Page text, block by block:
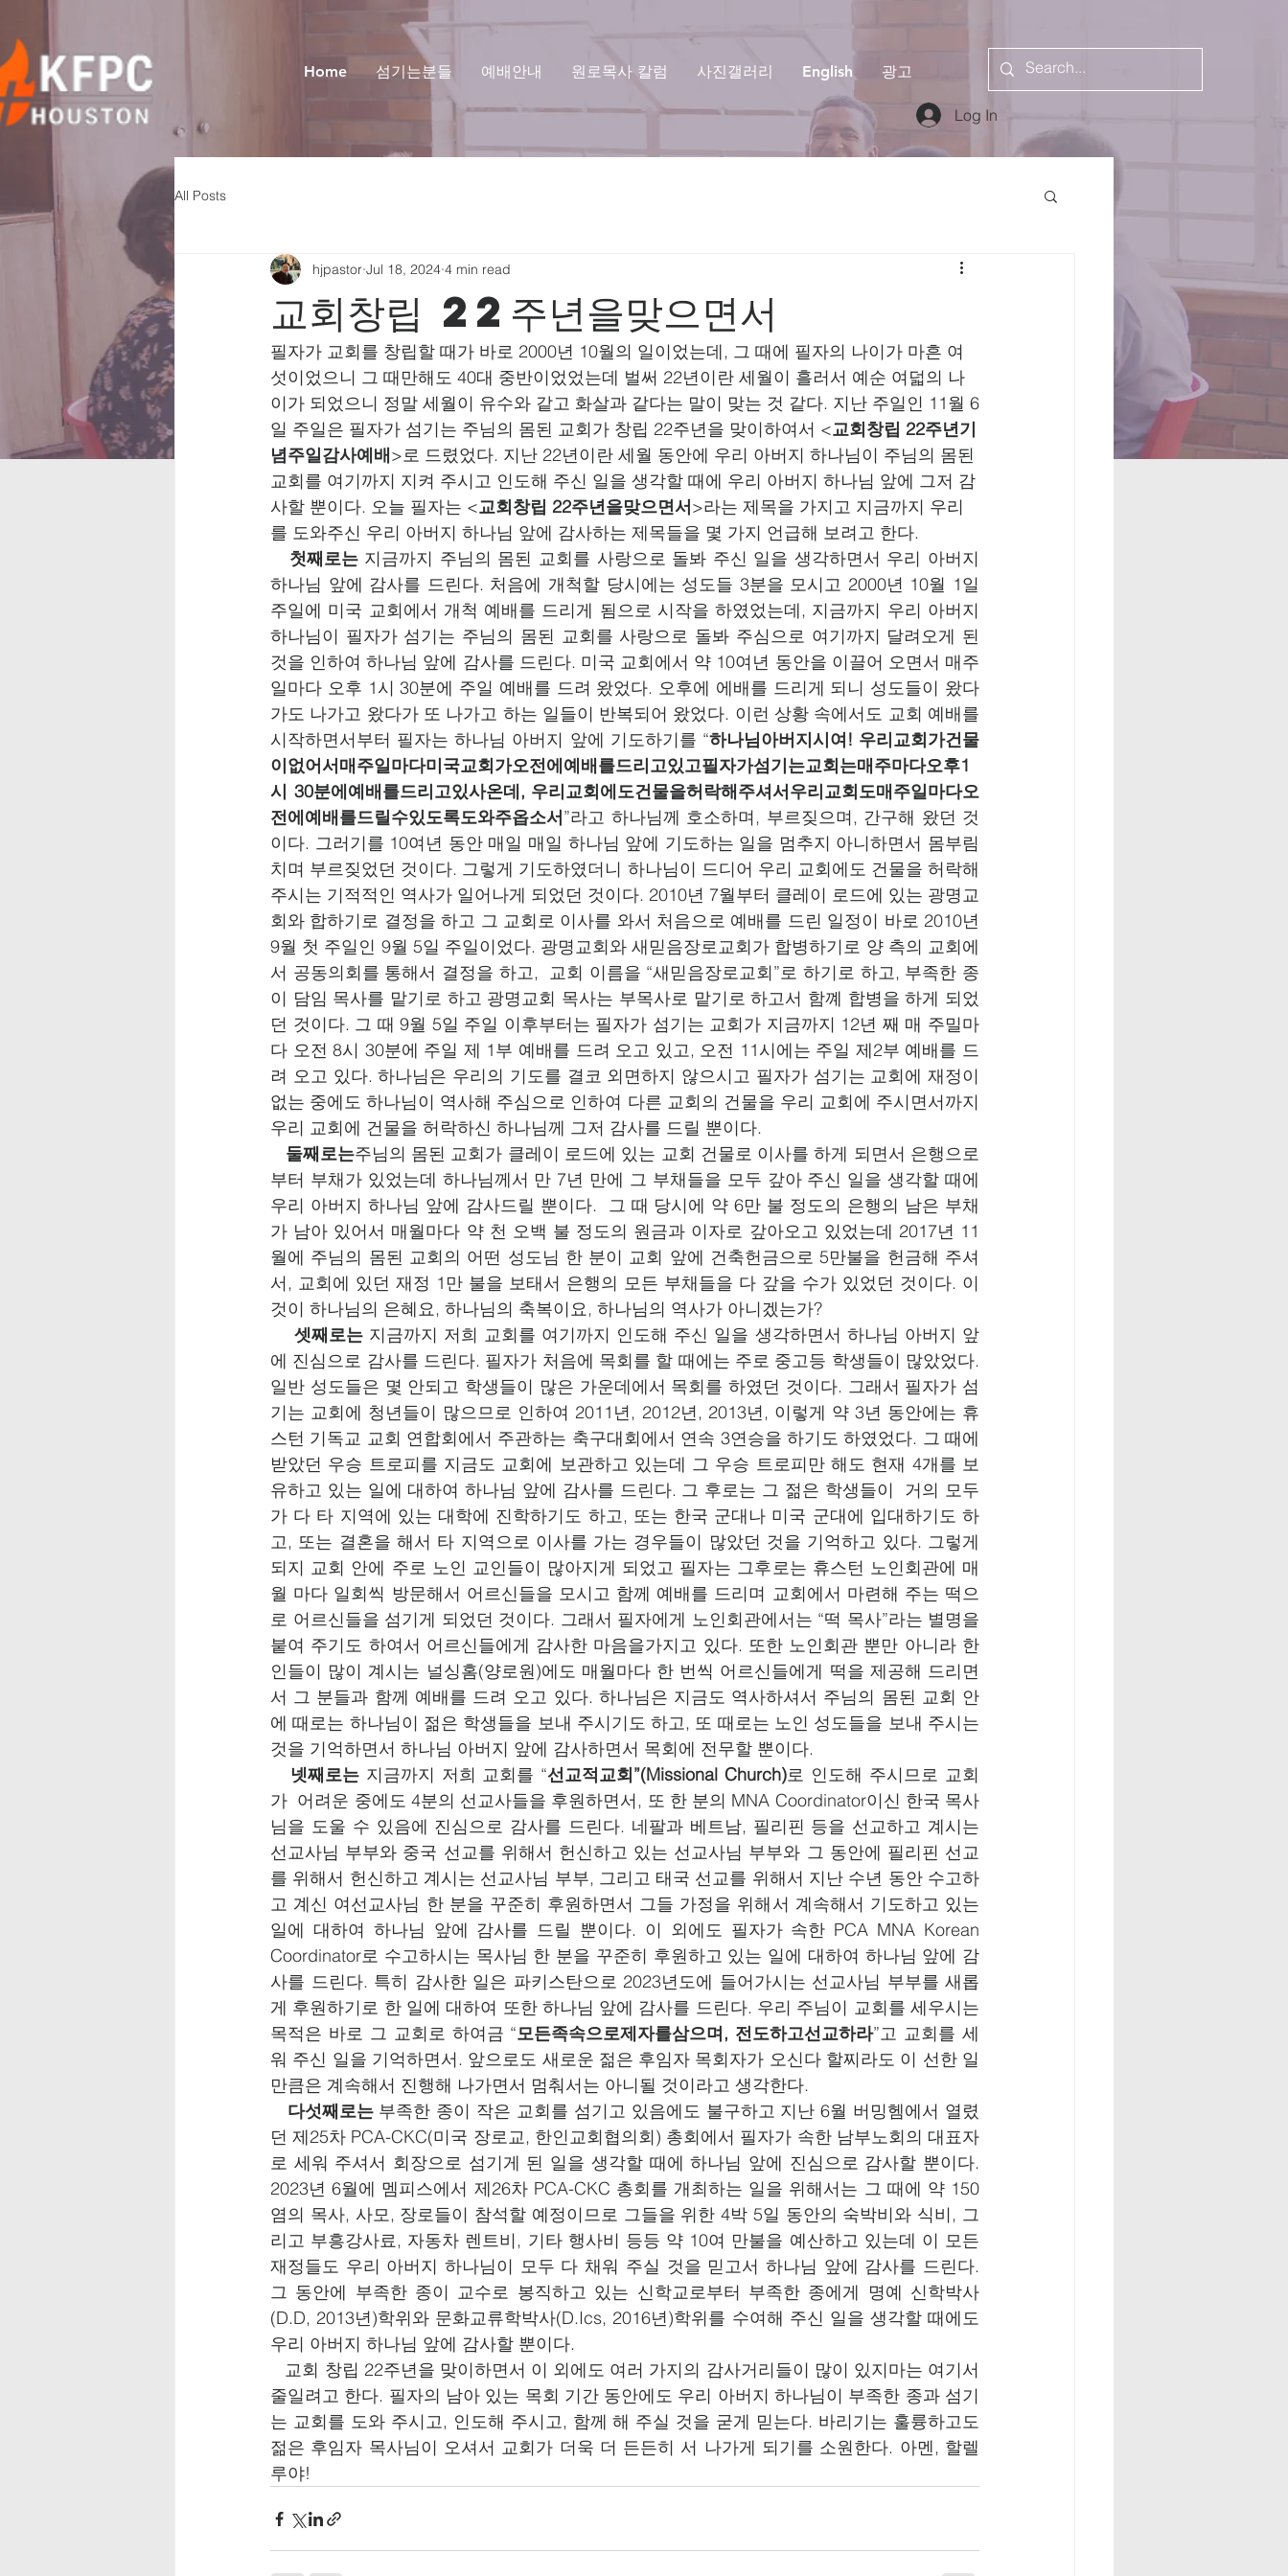
Home 섬기는분들 예배안내 원로목사 칼럼 사진갤러리 English 광고
Log In
All Posts
교회창립 22주년을맞으면서
hjpastor Jul 18, 2024 4 min read
필자가 교회를 창립할 때가 바로 2000년 10월의 일이었는데, 그 때에 필자의 나이가 마흔 여
섯이었으니 그 때만해도 40대 중반이었었는데 벌써 22년이란 세월이 흘러서 예순 여덟의 나
이가 되었으니 정말 세월이 유수와 같고 화살과 같다는 말이 맞는 것 같다. 지난 주일인 11월 6
일 주일은 필자가 섬기는 주님의 몸된 교회가 창립 22주년을 맞이하여서 <교회창립 22주년기
념주일감사예배>로 드렸었다. 지난 22년이란 세월 동안에 우리 아버지 하나님이 주님의 몸된
교회를 여기까지 지켜 주시고 인도해 주신 일을 생각할 때에 우리 아버지 하나님 앞에 그저 감
사할 뿐이다. 오늘 필자는 <교회창립 22주년을맞으면서>라는 제목을 가지고 지금까지 우리
를 도와주신 우리 아버지 하나님 앞에 감사하는 제목들을 몇 가지 언급해 보려고 한다.
첫째로는 지금까지 주님의 몸된 교회를 사랑으로 돌봐 주신 일을 생각하면서 우리 아버지
하나님 앞에 감사를 드린다. 처음에 개척할 당시에는 성도들 3분을 모시고 2000년 10월 1일
주일에 미국 교회에서 개척 예배를 드리게 됨으로 시작을 하였었는데, 지금까지 우리 아버지
하나님이 필자가 섬기는 주님의 몸된 교회를 사랑으로 돌봐 주심으로 여기까지 달려오게 된
것을 인하여 하나님 앞에 감사를 드린다. 미국 교회에서 약 10여년 동안을 이끌어 오면서 매주
일마다 오후 1시 30분에 주일 예배를 드려 왔었다. 오후에 에배를 드리게 되니 성도들이 왔다
가도 나가고 왔다가 또 나가고 하는 일들이 반복되어 왔었다. 이런 상황 속에서도 교회 예배를
시작하면서부터 필자는 하나님 아버지 앞에 기도하기를 “하나님아버지시여! 우리교회가건물
이없어서매주일마다미국교회가오전에예배를드리고있고필자가섬기는교회는매주마다오후1
시 30분에예배를드리고있사온데, 우리교회에도건물을허락해주셔서우리교회도매주일마다오
전에예배를드릴수있도록도와주옵소서”라고 하나님께 호소하며, 부르짖으며, 간구해 왔던 것
이다. 그러기를 10여년 동안 매일 매일 하나님 앞에 기도하는 일을 멈추지 아니하면서 몸부림
치며 부르짖었던 것이다. 그렇게 기도하였더니 하나님이 드디어 우리 교회에도 건물을 허락해
주시는 기적적인 역사가 일어나게 되었던 것이다. 2010년 7월부터 클레이 로드에 있는 광명교
회와 합하기로 결정을 하고 그 교회로 이사를 와서 처음으로 예배를 드린 일정이 바로 2010년
9월 첫 주일인 9월 5일 주일이었다. 광명교회와 새믿음장로교회가 합병하기로 양 측의 교회에
서 공동의회를 통해서 결정을 하고,  교회 이름을 “새믿음장로교회”로 하기로 하고, 부족한 종
이 담임 목사를 맡기로 하고 광명교회 목사는 부목사로 맡기로 하고서 함꼐 합병을 하게 되었
던 것이다. 그 때 9월 5일 주일 이후부터는 필자가 섬기는 교회가 지금까지 12년 째 매 주밀마
다 오전 8시 30분에 주일 제 1부 예배를 드려 오고 있고, 오전 11시에는 주일 제2부 예배를 드
려 오고 있다. 하나님은 우리의 기도를 결코 외면하지 않으시고 필자가 섬기는 교회에 재정이
없는 중에도 하나님이 역사해 주심으로 인하여 다른 교회의 건물을 우리 교회에 주시면서까지
우리 교회에 건물을 허락하신 하나님께 그저 감사를 드릴 뿐이다.
둘째로는주님의 몸된 교회가 클레이 로드에 있는 교회 건물로 이사를 하게 되면서 은행으로
부터 부채가 있었는데 하나님께서 만 7년 만에 그 부채들을 모두 갚아 주신 일을 생각할 때에
우리 아버지 하나님 앞에 감사드릴 뿐이다.  그 때 당시에 약 6만 불 정도의 은행의 남은 부채
가 남아 있어서 매월마다 약 천 오백 불 정도의 원금과 이자로 갚아오고 있었는데 2017년 11
월에 주님의 몸된 교회의 어떤 성도님 한 분이 교회 앞에 건축헌금으로 5만불을 헌금해 주셔
서, 교회에 있던 재정 1만 불을 보태서 은행의 모든 부채들을 다 갚을 수가 있었던 것이다. 이
것이 하나님의 은혜요, 하나님의 축복이요, 하나님의 역사가 아니겠는가?
셋째로는 지금까지 저희 교회를 여기까지 인도해 주신 일을 생각하면서 하나님 아버지 앞
에 진심으로 감사를 드린다. 필자가 처음에 목회를 할 때에는 주로 중고등 학생들이 많았었다.
일반 성도들은 몇 안되고 학생들이 많은 가운데에서 목회를 하였던 것이다. 그래서 필자가 섬
기는 교회에 청년들이 많으므로 인하여 2011년, 2012년, 2013년, 이렇게 약 3년 동안에는 휴
스턴 기독교 교회 연합회에서 주관하는 축구대회에서 연속 3연승을 하기도 하였었다. 그 때에
받았던 우승 트로피를 지금도 교회에 보관하고 있는데 그 우승 트로피만 해도 현재 4개를 보
유하고 있는 일에 대하여 하나님 앞에 감사를 드린다. 그 후로는 그 젊은 학생들이  거의 모두
가 다 타 지역에 있는 대학에 진학하기도 하고, 또는 한국 군대나 미국 군대에 입대하기도 하
고, 또는 결혼을 해서 타 지역으로 이사를 가는 경우들이 많았던 것을 기억하고 있다. 그렇게
되지 교회 안에 주로 노인 교인들이 많아지게 되었고 필자는 그후로는 휴스턴 노인회관에 매
월 마다 일회씩 방문해서 어르신들을 모시고 함께 예배를 드리며 교회에서 마련해 주는 떡으
로 어르신들을 섬기게 되었던 것이다. 그래서 필자에게 노인회관에서는 “떡 목사”라는 별명을
붙여 주기도 하여서 어르신들에게 감사한 마음을가지고 있다. 또한 노인회관 뿐만 아니라 한
인들이 많이 계시는 널싱홈(양로원)에도 매월마다 한 번씩 어르신들에게 떡을 제공해 드리면
서 그 분들과 함께 예배를 드려 오고 있다. 하나님은 지금도 역사하셔서 주님의 몸된 교회 안
에 때로는 하나님이 젊은 학생들을 보내 주시기도 하고, 또 때로는 노인 성도들을 보내 주시는
것을 기억하면서 하나님 아버지 앞에 감사하면서 목회에 전무할 뿐이다.
넷째로는 지금까지 저희 교회를 “선교적교회”(Missional Church)로 인도해 주시므로 교회
가  어려운 중에도 4분의 선교사들을 후원하면서, 또 한 분의 MNA Coordinator이신 한국 목사
님을 도울 수 있음에 진심으로 감사를 드린다. 네팔과 베트남, 필리핀 등을 선교하고 계시는
선교사님 부부와 중국 선교를 위해서 헌신하고 있는 선교사님 부부와 그 동안에 필리핀 선교
를 위해서 헌신하고 계시는 선교사님 부부, 그리고 태국 선교를 위해서 지난 수년 동안 수고하
고 계신 여선교사님 한 분을 꾸준히 후원하면서 그들 가정을 위해서 계속해서 기도하고 있는
일에 대하여 하나님 앞에 감사를 드릴 뿐이다. 이 외에도 필자가 속한 PCA MNA Korean
Coordinator로 수고하시는 목사님 한 분을 꾸준히 후원하고 있는 일에 대하여 하나님 앞에 감
사를 드린다. 특히 감사한 일은 파키스탄으로 2023년도에 들어가시는 선교사님 부부를 새롭
게 후원하기로 한 일에 대하여 또한 하나님 앞에 감사를 드린다. 우리 주님이 교회를 세우시는
목적은 바로 그 교회로 하여금 “모든족속으로제자를삼으며, 전도하고선교하라”고 교회를 세
워 주신 일을 기억하면서. 앞으로도 새로운 젊은 후임자 목회자가 오신다 할찌라도 이 선한 일
만큼은 계속해서 진행해 나가면서 멈춰서는 아니될 것이라고 생각한다.
다섯째로는 부족한 종이 작은 교회를 섬기고 있음에도 불구하고 지난 6월 버밍헴에서 열렸
던 제25차 PCA-CKC(미국 장로교, 한인교회협의회) 총회에서 필자가 속한 남부노회의 대표자
로 세워 주셔서 회장으로 섬기게 된 일을 생각할 때에 하나님 앞에 진심으로 감사할 뿐이다.
2023년 6월에 멤피스에서 제26차 PCA-CKC 총회를 개최하는 일을 위해서는 그 때에 약 150
염의 목사, 사모, 장로들이 참석할 예정이므로 그들을 위한 4박 5일 동안의 숙박비와 식비, 그
리고 부흥강사료, 자동차 렌트비, 기타 행사비 등등 약 10여 만불을 예산하고 있는데 이 모든
재정들도 우리 아버지 하나님이 모두 다 채워 주실 것을 믿고서 하나님 앞에 감사를 드린다.
그 동안에 부족한 종이 교수로 봉직하고 있는 신학교로부터 부족한 종에게 명예 신학박사
(D.D, 2013년)학위와 문화교류학박사(D.Ics, 2016년)학위를 수여해 주신 일을 생각할 때에도
우리 아버지 하나님 앞에 감사할 뿐이다.
교회 창립 22주년을 맞이하면서 이 외에도 여러 가지의 감사거리들이 많이 있지마는 여기서
줄일려고 한다. 필자의 남아 있는 목회 기간 동안에도 우리 아버지 하나님이 부족한 종과 섬기
는 교회를 도와 주시고, 인도해 주시고, 함께 해 주실 것을 굳게 믿는다. 바리기는 훌륭하고도
젊은 후임자 목사님이 오셔서 교회가 더욱 더 든든히 서 나가게 되기를 소원한다. 아멘, 할렐
루야!